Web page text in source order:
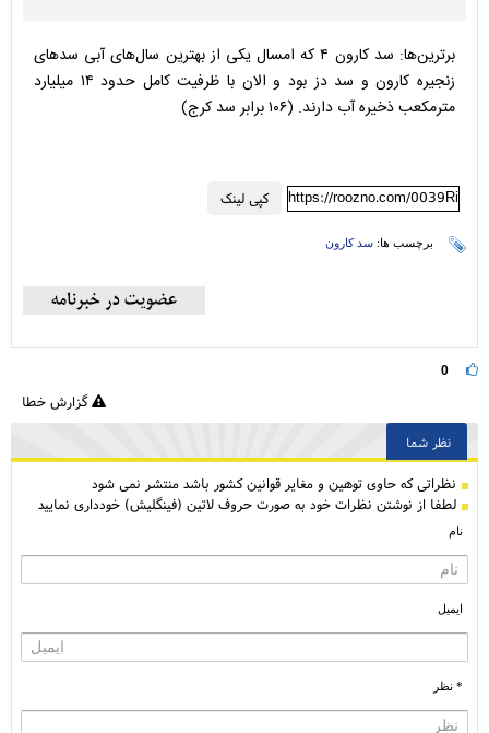
برترین‌ها: سد کارون ۴ که امسال یکی از بهترین سال‌های آبی سدهای
زنجیره کارون و سد دز بود و الان با ظرفیت کامل حدود ۱۴ میلیارد
مترمکعب ذخیره آب دارند. (۱۰۶ برابر سد کرج)
کپی لینک https://roozno.com/0039Ri
برچسب ها: سد کارون
0
گزارش خطا
نظر شما
نظراتی كه حاوی توهین و مغایر قوانین کشور باشد منتشر نمی شود
لطفا از نوشتن نظرات خود به صورت حروف لاتین (فینگلیش) خودداری نمایید
نام
ایمیل
* نظر